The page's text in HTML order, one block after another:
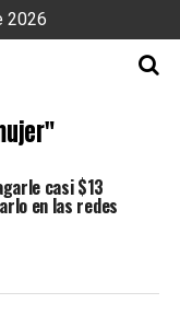
2026
casi $13
en las redes